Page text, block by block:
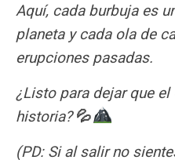
Aquí, cada burbuja es
planeta y cada ola de
erupciones pasadas.
¿Listo para dejar que el
historia? 💦
(PD: Si al salir no